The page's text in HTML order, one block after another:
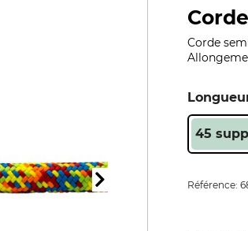
Corde
45
Référence: